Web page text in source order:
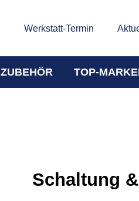
Werkstatt-Termin
ZUBEHÖR TOP-
Schaltung